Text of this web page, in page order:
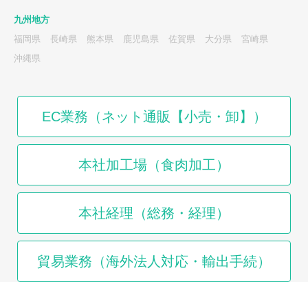
九州地方
福岡県
長崎県 熊本県 鹿児島県 佐賀県 大分県
宮崎県
沖縄県
EC業務（ネット通販【小売・卸】）
本社加工場（食肉加工）
本社経理（総務・経理）
貿易業務（海外法人対応・輸出手続）